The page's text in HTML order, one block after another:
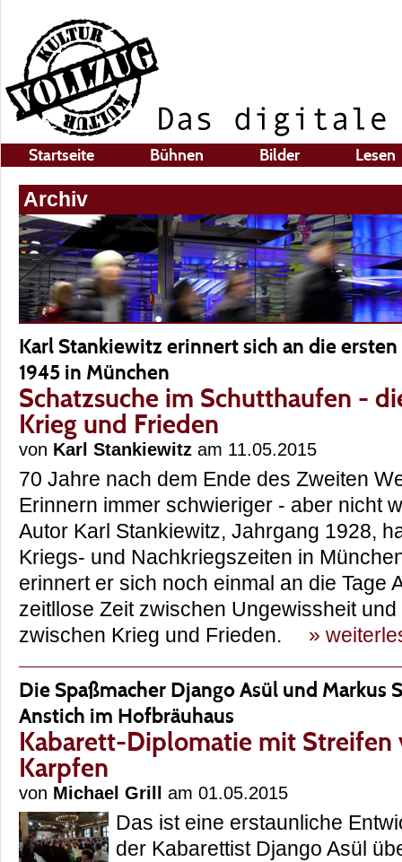
Startseite Bühnen Bilder Lesen
Archiv
Karl Stankiewitz erinnert sich an die
1945 in München
Schatzsuche im Schutthaufen -
Krieg und Frieden
von Karl Stankiewitz am 11.05.2015
70 Jahre nach dem Ende des Zweiten
Erinnern immer schwieriger - aber nicht
Autor Karl Stankiewitz, Jahrgang 1928,
Kriegs- und Nachkriegszeiten in
erinnert er sich noch einmal an die Tage
zeitllose Zeit zwischen Ungewissheit
zwischen Krieg und Frieden. »
Die Spaßmacher Django Asül und Markus
Anstich im Hofbräuhaus
Kabarett-Diplomatie mit Streifen
Karpfen
von Michael Grill am 01.05.2015
Das ist eine erstaunliche
der Kabarettist Django Asül